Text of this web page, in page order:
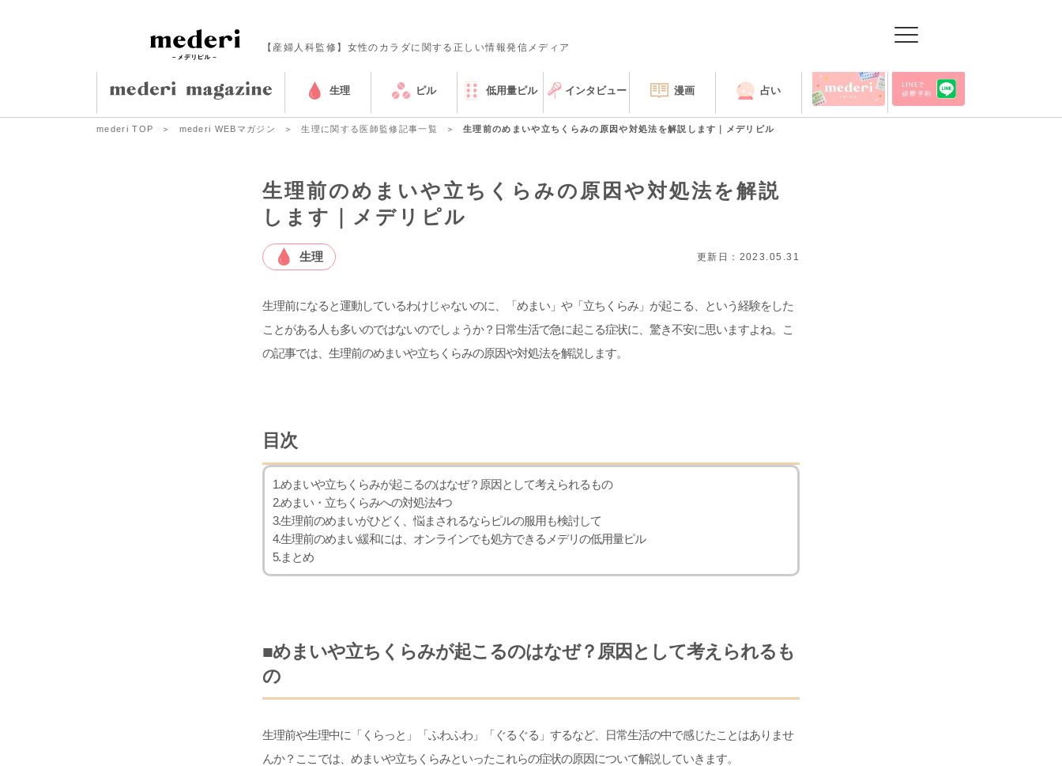
【産婦人科監修】女性のカラダに関する正しい情報発信メディア
生理 ピル 低用量ピル インタビュー 漫画 占い 出張授業
mederi TOP mederi WEBマガジン 生理に関する医師監修記事一覧 生理前のめまいや立ちくらみの原因や対処法を解説します｜メデリピル
生理前のめまいや立ちくらみの原因や対処法を解説
します｜メデリピル
生理 更新日：2023.05.31
生理前になると運動しているわけじゃないのに、「めまい」や「立ちくらみ」が起こる、という経験をした
ことがある人も多いのではないのでしょうか？日常生活で急に起こる症状に、驚き不安に思いますよね。こ
の記事では、生理前のめまいや立ちくらみの原因や対処法を解説します。
目次
1.めまいや立ちくらみが起こるのはなぜ？原因として考えられるもの
2.めまい・立ちくらみへの対処法4つ
3.生理前のめまいがひどく、悩まされるならピルの服用も検討して
4.生理前のめまい緩和には、オンラインでも処方できるメデリの低用量ピル
5.まとめ
■めまいや立ちくらみが起こるのはなぜ？原因として考えられるも
の
生理前や生理中に「くらっと」「ふわふわ」「ぐるぐる」するなど、日常生活の中で感じたことはありませ
んか？ここでは、めまいや立ちくらみといったこれらの症状の原因について解説していきます。